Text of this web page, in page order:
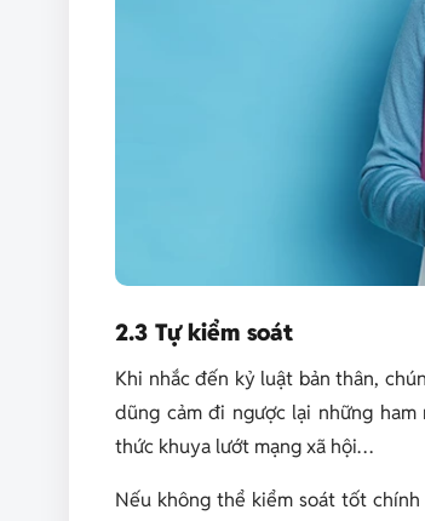
2.3 Tự kiểm soát
Khi nhắc đến kỷ luật bản thân,
dũng cảm đi ngược lại những
thức khuya lướt mạng xã hội…
Nếu không thể kiểm soát tốt